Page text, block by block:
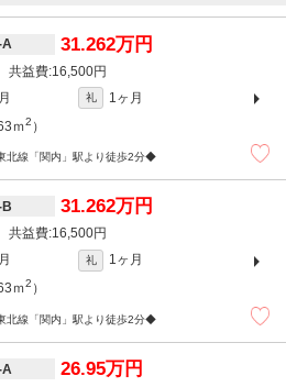
A 31.262万円
16,500円
礼
1ヶ月
ｍ2 ）
線「関内」駅より徒歩2分◆
B 31.262万円
16,500円
礼
1ヶ月
ｍ2 ）
線「関内」駅より徒歩2分◆
A 26.95万円